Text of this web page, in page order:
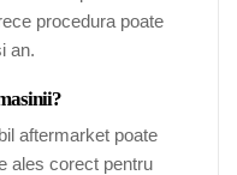
procedura poate
an.
aftermarket poate
ales corect pentru